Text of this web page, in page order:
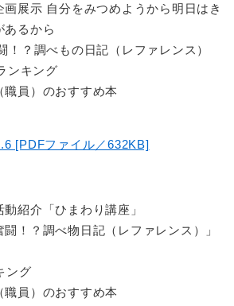
画展示 自分をみつめようから明日はき
あるから
！？調べもの日記（レファレンス）
ンキング
職員）のおすすめ本
[PDFファイル／632KB]
紹介「ひまわり講座」
！？調べ物日記（レファレンス）」
ング
職員）のおすすめ本